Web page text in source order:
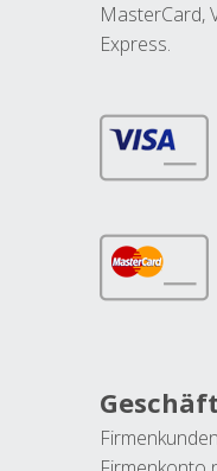
MasterCard,
Express.